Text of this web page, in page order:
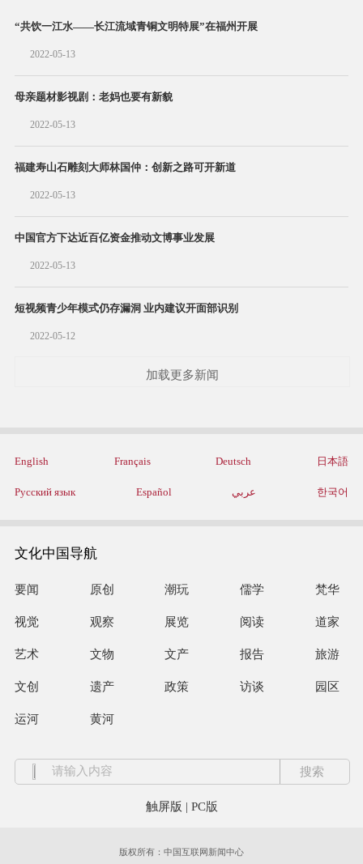
“共饮一江水——长江流域青铜文明特展”在福州开展
2022-05-13
母亲题材影视剧：老妈也要有新貌
2022-05-13
福建寿山石雕刻大师林国仲：创新之路可开新道
2022-05-13
中国官方下达近百亿资金推动文博事业发展
2022-05-13
短视频青少年模式仍存漏洞 业内建议开面部识别
2022-05-12
加载更多新闻
English Français Deutsch 日本語
Русский язык Español عربي 한국어
文化中国导航
要闻 原创 潮玩 儒学 梵华
视觉 观察 展览 阅读 道家
艺术 文物 文产 报告 旅游
文创 遗产 政策 访谈 园区
运河 黄河
触屏版 | PC版
版权所有：中国互联网新闻中心